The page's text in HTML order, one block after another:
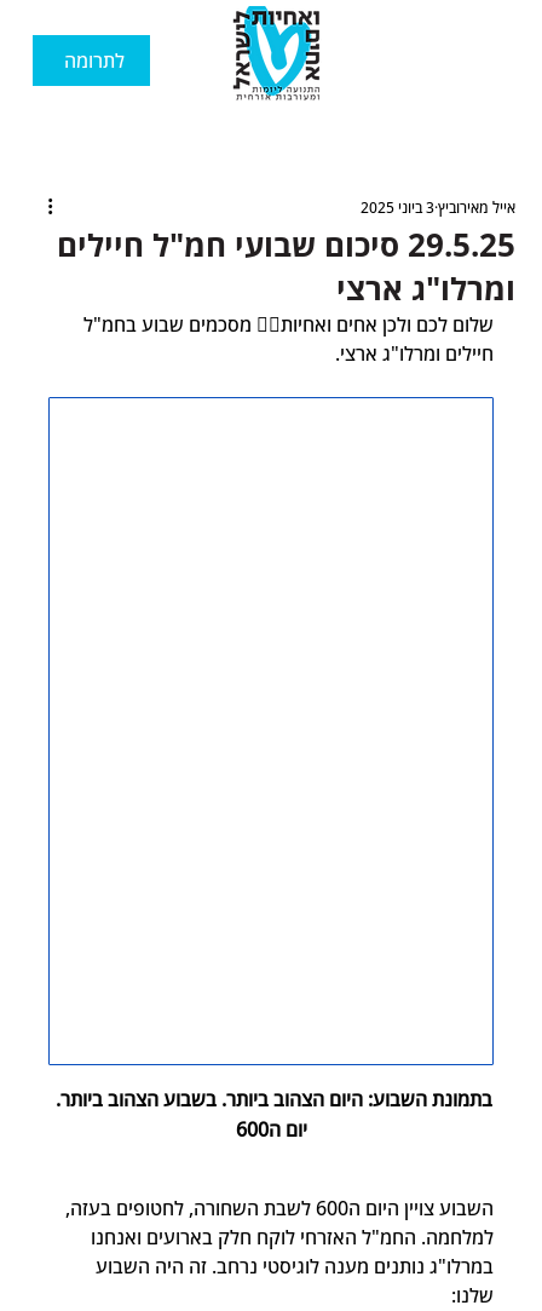
לתרומה
29.5.25 סיכום שבועי חמ"ל חיילים
ומרלו"ג ארצי
אייל מאירוביץ3 ביוני 2025
שלום לכם ולכן אחים ואחיות🙋‍♂️ מסכמים שבוע בחמ"ל
חיילים ומרלו"ג ארצי.
בתמונת השבוע: היום הצהוב ביותר. בשבוע הצהוב ביותר.
יום ה600
השבוע צויין היום ה600 לשבת השחורה, לחטופים בעזה,
למלחמה. החמ"ל האזרחי לוקח חלק בארועים ואנחנו
במרלו"ג נותנים מענה לוגיסטי נרחב. זה היה השבוע
שלנו: